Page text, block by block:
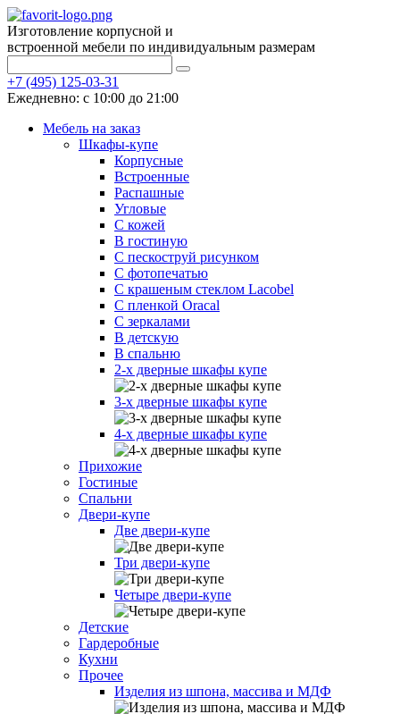
Изготовление корпусной и
встроенной мебели по индивидуальным размерам
+7 (495) 125-03-31
Ежедневно: с 10:00 до 21:00
Мебель на заказ
Шкафы-купе
Корпусные
Встроенные
Распашные
Угловые
С кожей
В гостиную
С пескоструй рисунком
С фотопечатью
С крашеным стеклом Lacobel
С пленкой Oracal
С зеркалами
В детскую
В спальню
2-х дверные шкафы купе
3-х дверные шкафы купе
4-х дверные шкафы купе
Прихожие
Гостиные
Спальни
Двери-купе
Две двери-купе
Три двери-купе
Четыре двери-купе
Детские
Гардеробные
Кухни
Прочее
Изделия из шпона, массива и МДФ